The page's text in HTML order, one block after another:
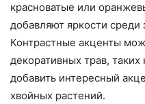
красноватые или
добавляют яркости среди
Контрастные акценты
декоративных трав,
добавить интересный
хвойных растений.